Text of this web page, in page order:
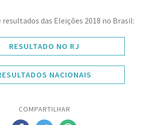
das Eleições 2018 no Brasil:
RESULTADO NO RJ
NACIONAIS
COMPARTILHAR